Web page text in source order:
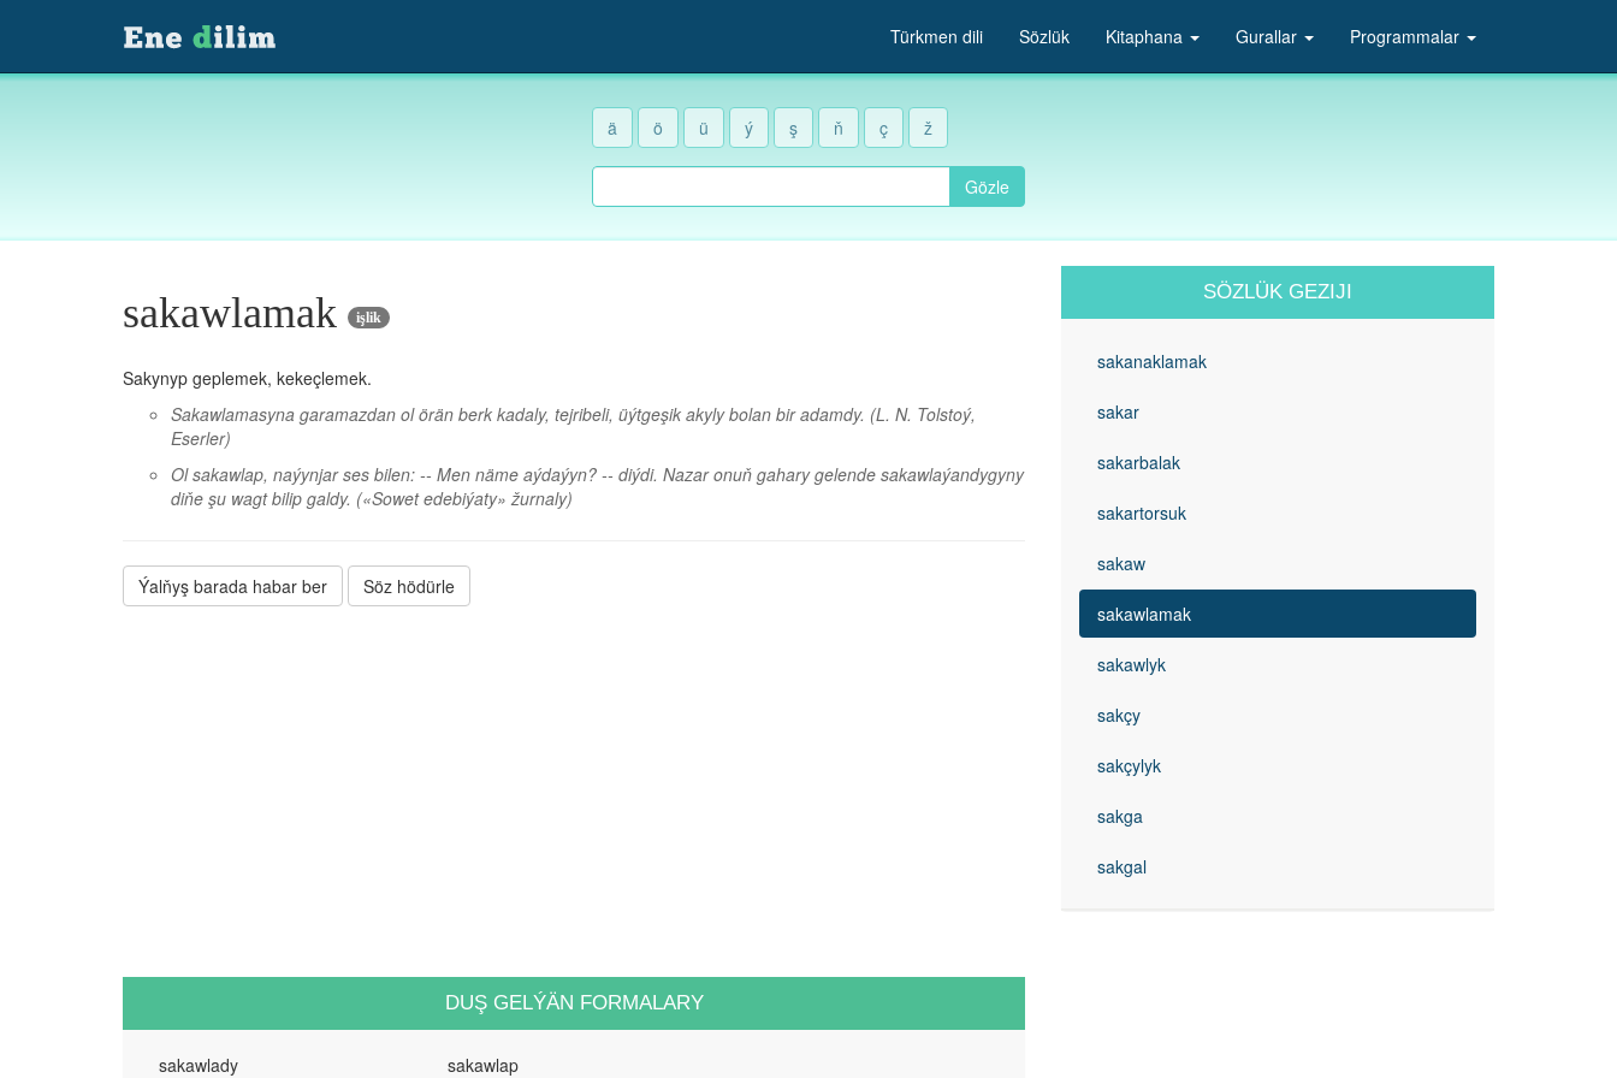
Türkmen dili Sözlük Kitaphana Gurallar Programmalar
ä ö ü ý ş ň ç ž
Gözle
sakawlamak işlik
Sakynyp geplemek, kekeçlemek.
Sakawlamasyna garamazdan ol örän berk kadaly, tejribeli, üýtgeşik akyly bolan bir adamdy. (L. N. Tolstoý,
Eserler)
Ol sakawlap, naýynjar ses bilen: -- Men näme aýdaýyn? -- diýdi. Nazar onuň gahary gelende sakawlaýandygyny
diňe şu wagt bilip galdy. («Sowet edebiýaty» žurnaly)
Ýalňyş barada habar ber Söz hödürle
DUŞ GELÝÄN FORMALARY
sakawlady sakawlap
SÖZLÜK GEZIJI
sakanaklamak
sakar
sakarbalak
sakartorsuk
sakaw
sakawlamak
sakawlyk
sakçy
sakçylyk
sakga
sakgal